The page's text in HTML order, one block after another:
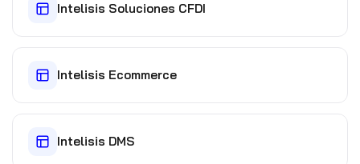
Intelisis Soluciones CFDI
Intelisis Ecommerce
Intelisis DMS